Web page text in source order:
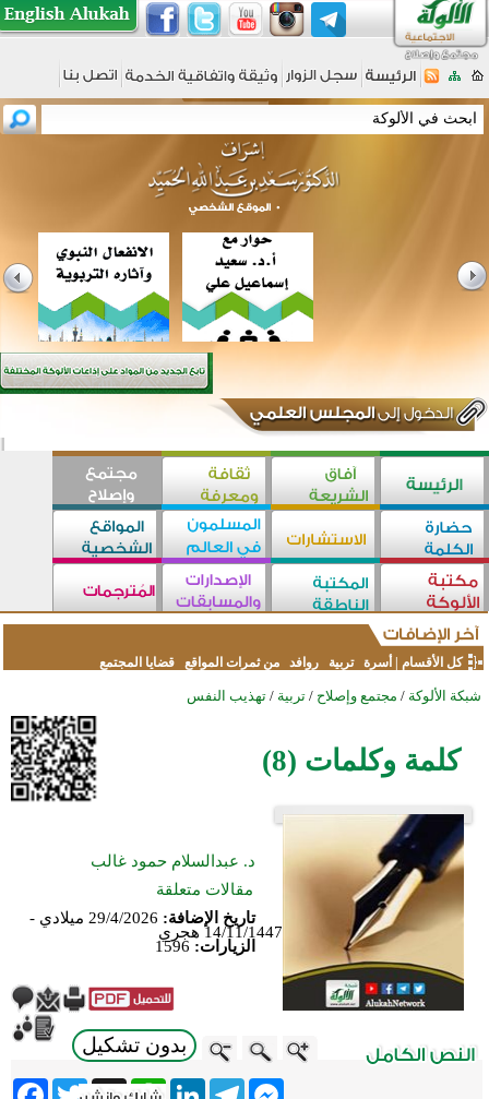
كل الأقسام أسرة تربية روافد من ثمرات المواقع قضايا المجتمع
شبكة الألوكة / مجتمع وإصلاح / تربية / تهذيب النفس
كلمة وكلمات (8)
د. عبدالسلام حمود غالب
مقالات متعلقة
تاريخ الإضافة:
29/4/2026 ميلادي -
14/11/1447 هجري
الزيارات: 1596
بدون تشكيل
Twitter X
WhatsApp
LinkedInTelegram
Messenger